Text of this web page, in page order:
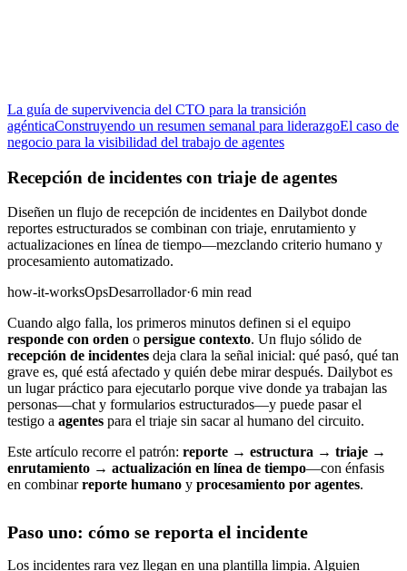
La guía de supervivencia del CTO para la transición
agénticaConstruyendo un resumen semanal para liderazgoEl caso de
negocio para la visibilidad del trabajo de agentes
Recepción de incidentes con triaje de agentes
Diseñen un flujo de recepción de incidentes en Dailybot donde
reportes estructurados se combinan con triaje, enrutamiento y
actualizaciones en línea de tiempo—mezclando criterio humano y
procesamiento automatizado.
how-it-worksOpsDesarrollador·6 min read
Cuando algo falla, los primeros minutos definen si el equipo
responde con orden o persigue contexto. Un flujo sólido de
recepción de incidentes deja clara la señal inicial: qué pasó, qué tan
grave es, qué está afectado y quién debe mirar después. Dailybot es
un lugar práctico para ejecutarlo porque vive donde ya trabajan las
personas—chat y formularios estructurados—y puede pasar el
testigo a agentes para el triaje sin sacar al humano del circuito.
Este artículo recorre el patrón: reporte → estructura → triaje →
enrutamiento → actualización en línea de tiempo—con énfasis
en combinarreporte humano y procesamiento por agentes.
Paso uno: cómo se reporta el incidente
Los incidentes rara vez llegan en una plantilla limpia. Alguien